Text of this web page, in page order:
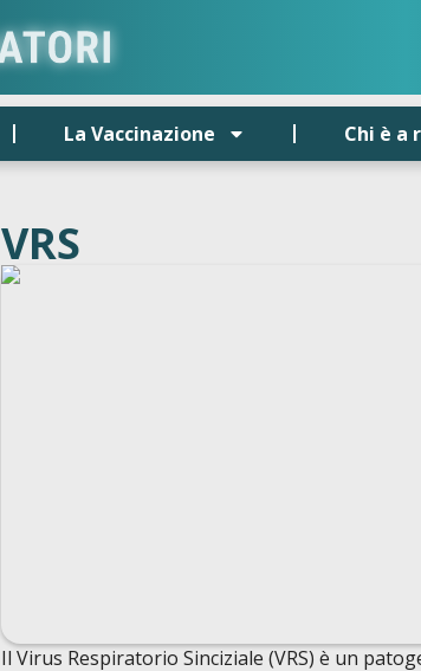
La Vaccinazione Chi è a
VRS
Il Virus Respiratorio Sinciziale (VRS) è un